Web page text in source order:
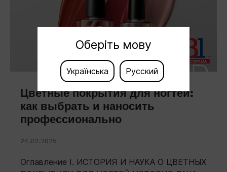
Цветные покрытия для ногтей:
как выбрать и наносить
профессионально
24.02.2025
Оглавление I. ИСТОРИЯ И НАУКА О ЦВЕТНЫХ
Оберіть мову
Українська Русский